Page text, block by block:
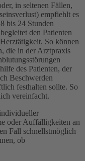
in seltenen Fällen,
empfiehlt es
bis 24 Stunden
den Patienten
So können
die in der Arztpraxis
des Patienten, der
Beschwerden
festhalten sollte. So
vereinfacht.
oder Auffälligkeiten an
Fall schnellstmöglich
ob